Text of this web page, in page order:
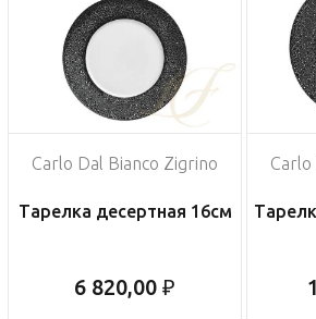
Carlo Dal Bianco Zigrino
Тарелка десертная 16см
6 820,00 ₽
Carlo